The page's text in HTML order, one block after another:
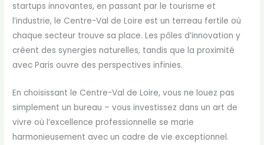
startups innovantes, en passant par le tourisme et
l’industrie, le Centre-Val de Loire est un terreau fertile où
chaque secteur trouve sa place. Les pôles d’innovation y
créent des synergies naturelles, tandis que la proximité
avec Paris ouvre des perspectives infinies.
En choisissant le Centre-Val de Loire, vous ne louez pas
simplement un bureau – vous investissez dans un art de
vivre où l’excellence professionnelle se marie
harmonieusement avec un cadre de vie exceptionnel.